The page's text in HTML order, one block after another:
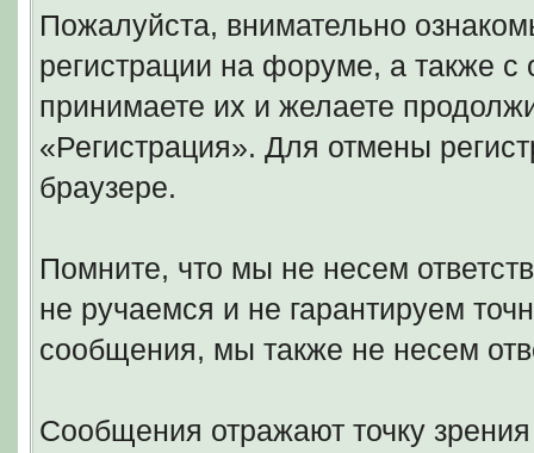
Пожалуйста, внимательно
регистрации на форуме, а также
принимаете их и желаете
«Регистрация». Для отмены
браузере.
Помните, что мы не несем
не ручаемся и не гарантируем
сообщения, мы также не несем
Сообщения отражают точку